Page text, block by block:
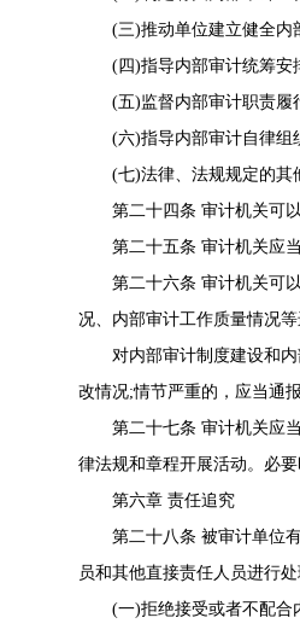
(三)推动单位建立健全内
(四)指导内部审计统筹安
(五)监督内部审计职责履
(六)指导内部审计自律组
(七)法律、法规规定的其
第二十四条 审计机关可以
第二十五条 审计机关应当
第二十六条 审计机关可以
况、内部审计工作质量情况等
对内部审计制度建设和内
改情况;情节严重的，应当通
第二十七条 审计机关应当
律法规和章程开展活动。必
第六章 责任追究
第二十八条 被审计单位有
员和其他直接责任人员进行处
(一)拒绝接受或者不配合